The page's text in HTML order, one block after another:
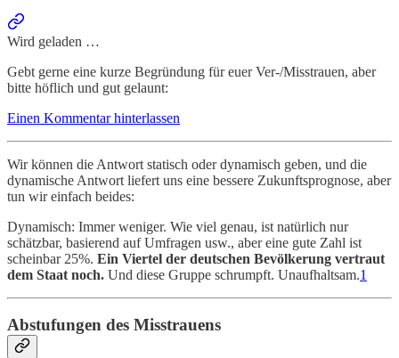
Wird geladen …
Gebt gerne eine kurze Begründung für euer Ver-/Misstrauen, aber
bitte höflich und gut gelaunt:
Einen Kommentar hinterlassen
Wir können die Antwort statisch oder dynamisch geben, und die
dynamische Antwort liefert uns eine bessere Zukunftsprognose, aber
tun wir einfach beides:
Dynamisch: Immer weniger. Wie viel genau, ist natürlich nur
schätzbar, basierend auf Umfragen usw., aber eine gute Zahl ist
scheinbar 25%. Ein Viertel der deutschen Bevölkerung vertraut
dem Staat noch. Und diese Gruppe schrumpft. Unaufhaltsam.1
Abstufungen des Misstrauens